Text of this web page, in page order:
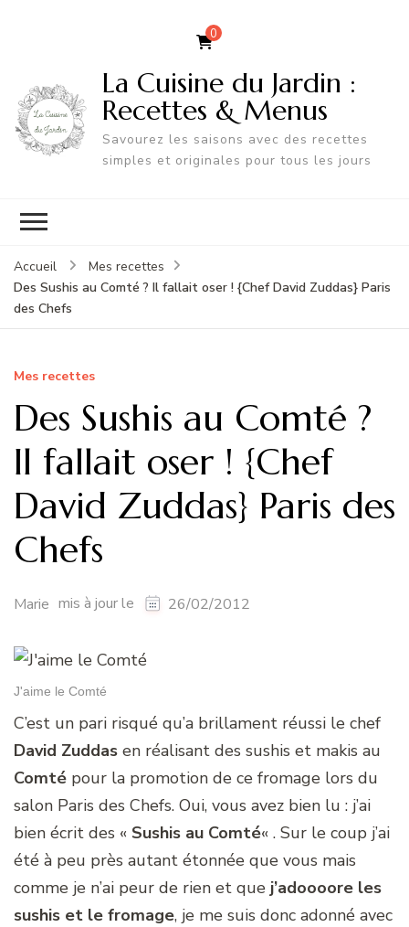
0
La Cuisine du Jardin :
Recettes & Menus
Savourez les saisons avec des recettes
simples et originales pour tous les jours
Accueil
Mes recettes
Des Sushis au Comté ? Il fallait oser ! {Chef David Zuddas} Paris
des Chefs
Mes recettes
Des Sushis au Comté ?
Il fallait oser ! {Chef
David Zuddas} Paris des
Chefs
Marie mis à jour le 26/02/2012
J'aime le Comté
C’est un pari risqué qu’a brillament réussi le chef
David Zuddas en réalisant des sushis et makis au
Comté pour la promotion de ce fromage lors du
salon Paris des Chefs. Oui, vous avez bien lu : j’ai
bien écrit des « Sushis au Comté« . Sur le coup j’ai
été à peu près autant étonnée que vous mais
comme je n’ai peur de rien et que j’adoooore les
sushis et le fromage, je me suis donc adonné avec